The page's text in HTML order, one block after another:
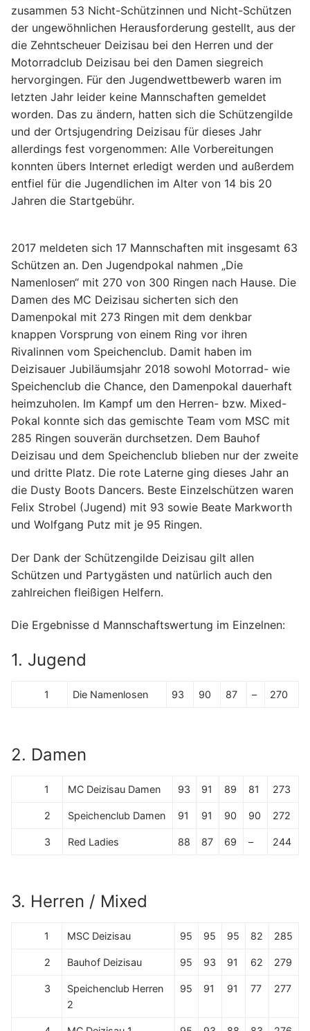
zusammen 53 Nicht-Schützinnen und Nicht-Schützen
der ungewöhnlichen Herausforderung gestellt, aus der
die Zehntscheuer Deizisau bei den Herren und der
Motorradclub Deizisau bei den Damen siegreich
hervorgingen. Für den Jugendwettbewerb waren im
letzten Jahr leider keine Mannschaften gemeldet
worden. Das zu ändern, hatten sich die Schützengilde
und der Ortsjugendring Deizisau für dieses Jahr
allerdings fest vorgenommen: Alle Vorbereitungen
konnten übers Internet erledigt werden und außerdem
entfiel für die Jugendlichen im Alter von 14 bis 20
Jahren die Startgebühr.
2017 meldeten sich 17 Mannschaften mit insgesamt 63
Schützen an. Den Jugendpokal nahmen „Die
Namenlosen“ mit 270 von 300 Ringen nach Hause. Die
Damen des MC Deizisau sicherten sich den
Damenpokal mit 273 Ringen mit dem denkbar
knappen Vorsprung von einem Ring vor ihren
Rivalinnen vom Speichenclub. Damit haben im
Deizisauer Jubiläumsjahr 2018 sowohl Motorrad- wie
Speichenclub die Chance, den Damenpokal dauerhaft
heimzuholen. Im Kampf um den Herren- bzw. Mixed-
Pokal konnte sich das gemischte Team vom MSC mit
285 Ringen souverän durchsetzen. Dem Bauhof
Deizisau und dem Speichenclub blieben nur der zweite
und dritte Platz. Die rote Laterne ging dieses Jahr an
die Dusty Boots Dancers. Beste Einzelschützen waren
Felix Strobel (Jugend) mit 93 sowie Beate Markworth
und Wolfgang Putz mit je 95 Ringen.
Der Dank der Schützengilde Deizisau gilt allen
Schützen und Partygästen und natürlich auch den
zahlreichen fleißigen Helfern.
Die Ergebnisse d Mannschaftswertung im Einzelnen:
1. Jugend
1 Die Namenlosen 93 90 87 – 270
2. Damen
1 MC Deizisau Damen 93 91 89 81 273
2 Speichenclub Damen 91 91 90 90 272
3 Red Ladies 88 87 69 – 244
3. Herren / Mixed
1 MSC Deizisau 95 95 95 82 285
2 Bauhof Deizisau 95 93 91 62 279
3
Speichenclub Herren
2
95 91 91 77 277